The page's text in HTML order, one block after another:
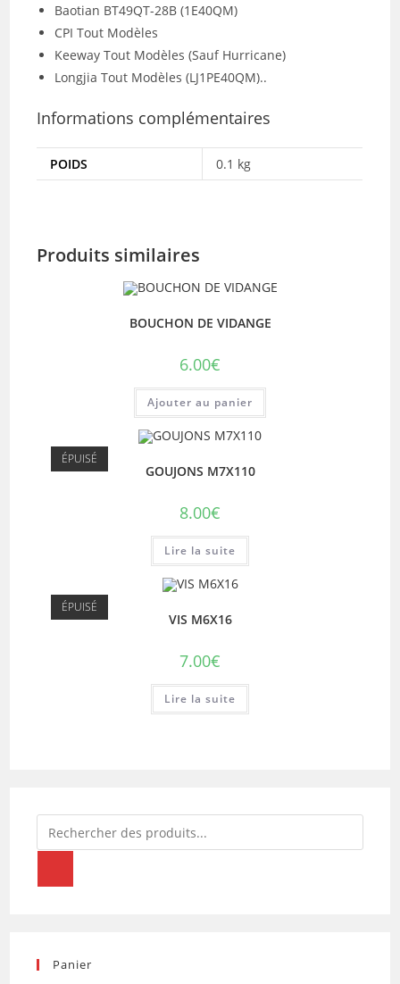
Baotian BT49QT-28B (1E40QM)
CPI Tout Modèles
Keeway Tout Modèles (Sauf Hurricane)
Longjia Tout Modèles (LJ1PE40QM)..
Informations complémentaires
POIDS 0.1 kg
Produits similaires
BOUCHON DE VIDANGE
6.00€
Ajouter au panier
ÉPUISÉ
GOUJONS M7X110
8.00€
Lire la suite
ÉPUISÉ
VIS M6X16
7.00€
Lire la suite
Recherche
de
Panier